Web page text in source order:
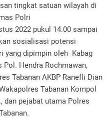
tingkat satuan wilayah di
Polri
2022 pukul 14.00 sampai
sosialisasi potensi
yang dipimpin oleh Kabag
Hendra Rochmawan,
Tabanan AKBP Ranefli Dian
Tabanan Kompol
dan pejabat utama Polres